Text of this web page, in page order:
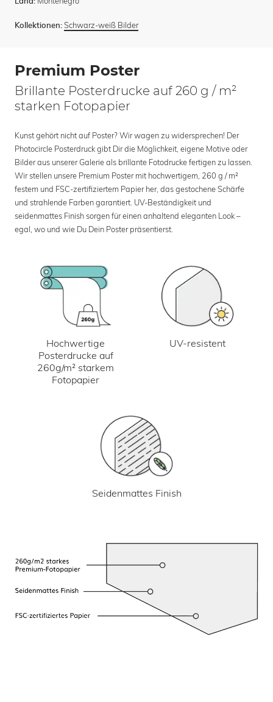
Kollektionen: Schwarz-weiß Bilder
Premium Poster
Brillante Posterdrucke auf 260 g / m²
starken Fotopapier
Kunst gehört nicht auf Poster? Wir wagen zu widersprechen! Der
Photocircle Posterdruck gibt Dir die Möglichkeit, eigene Motive oder
Bilder aus unserer Galerie als brillante Fotodrucke fertigen zu lassen.
Wir stellen unsere Premium Poster mit hochwertigem, 260 g / m²
festem und FSC-zertifiziertem Papier her, das gestochene Schärfe
und strahlende Farben garantiert. UV-Beständigkeit und
seidenmattes Finish sorgen für einen anhaltend eleganten Look –
egal, wo und wie Du Dein Poster präsentierst.
Hochwertige
Posterdrucke auf
260g/m² starkem
Fotopapier
UV-resistent
Seidenmattes Finish